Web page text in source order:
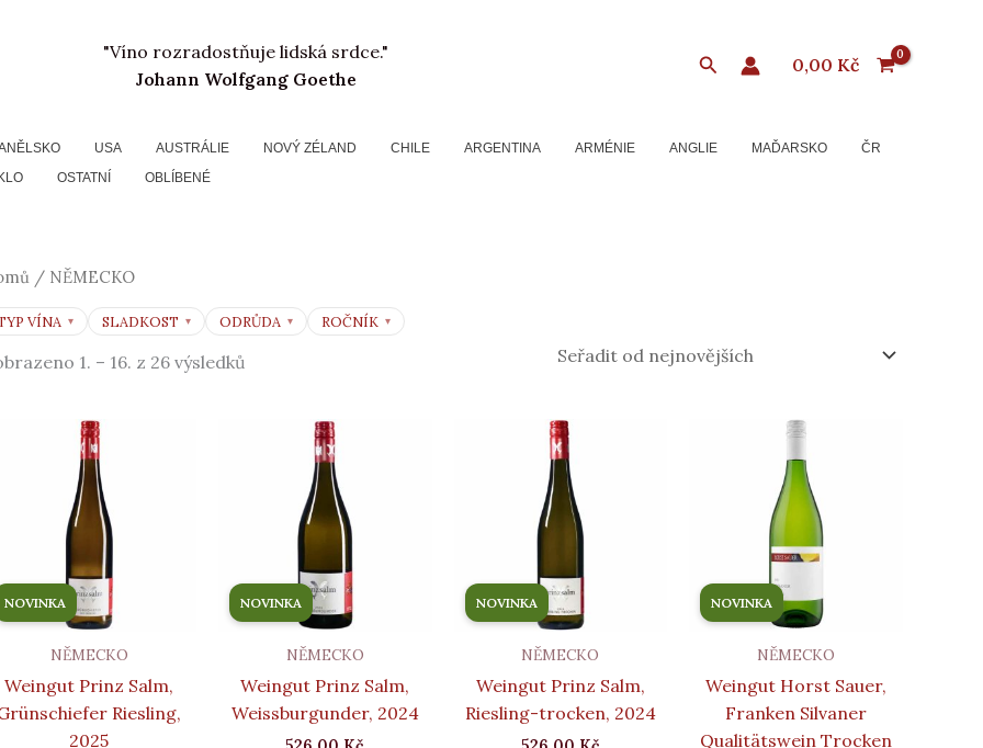
"Víno rozradostňuje lidská srdce."
Johann Wolfgang Goethe
Hledat 0,00 Kč
USA AUSTRÁLIE NOVÝ ZÉLAND CHILE ARGENTINA ARMÉNIE ANGLIE MAĎARSKO
ČR
OSTATNÍ OBLÍBENÉ
/ NĚMECKO
VÍNA SLADKOST ODRŮDA ROČNÍK
1. – 16. z 26 výsledků
nejnovějších
NOVINKA
NĚMECKO
Weingut Prinz Salm,
Riesling,
2025
NOVINKA
NĚMECKO
Weingut Prinz Salm,
Weissburgunder, 2024
NOVINKA
NĚMECKO
Weingut Prinz Salm,
Riesling-trocken, 2024
NOVINKA
NĚMECKO
Weingut Horst Sauer,
Franken Silvaner
Qualitätswein Trocken